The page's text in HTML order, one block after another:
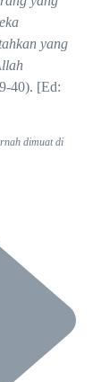
yang
40). [Ed:
dimuat di